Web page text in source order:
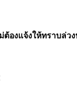
องแจ้งให้ทราบล่